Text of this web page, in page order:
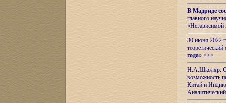
В Мадриде
главного
«Независимой
30 июня 2022
года» >>>
Н.А.Школяр.
возможность
Китай и